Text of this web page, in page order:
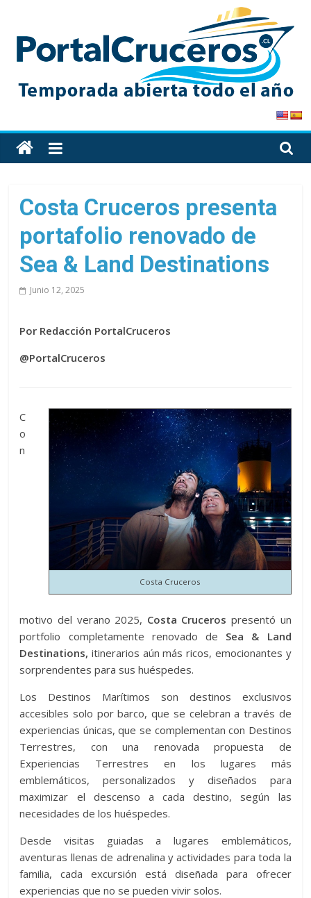
content
PortalCruceros
Toda
la
de
cruceros
en
un
solo
Costa Cruceros presenta
portafolio renovado de
Sea & Land Destinations
Junio 12, 2025
Por Redacción PortalCruceros
@PortalCruceros
Costa Cruceros
C
o
n
motivo del verano 2025, Costa Cruceros presentó un
portfolio completamente renovado de Sea & Land
Destinations, itinerarios aún más ricos, emocionantes y
sorprendentes para sus huéspedes.
Los Destinos Marítimos son destinos exclusivos
accesibles solo por barco, que se celebran a través de
experiencias únicas, que se complementan con Destinos
Terrestres, con una renovada propuesta de
Experiencias Terrestres en los lugares más
emblemáticos, personalizados y diseñados para
maximizar el descenso a cada destino, según las
necesidades de los huéspedes.
Desde visitas guiadas a lugares emblemáticos,
aventuras llenas de adrenalina y actividades para toda la
familia, cada excursión está diseñada para ofrecer
experiencias que no se pueden vivir solos.